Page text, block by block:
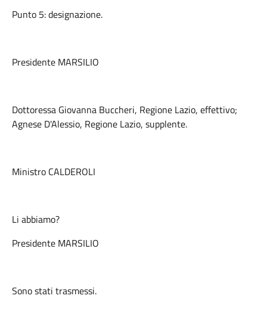
Punto 5: designazione.
Presidente MARSILIO
Dottoressa Giovanna Buccheri, Regione Lazio, effettivo;
Agnese D'Alessio, Regione Lazio, supplente.
Ministro CALDEROLI
Li abbiamo?
Presidente MARSILIO
Sono stati trasmessi.